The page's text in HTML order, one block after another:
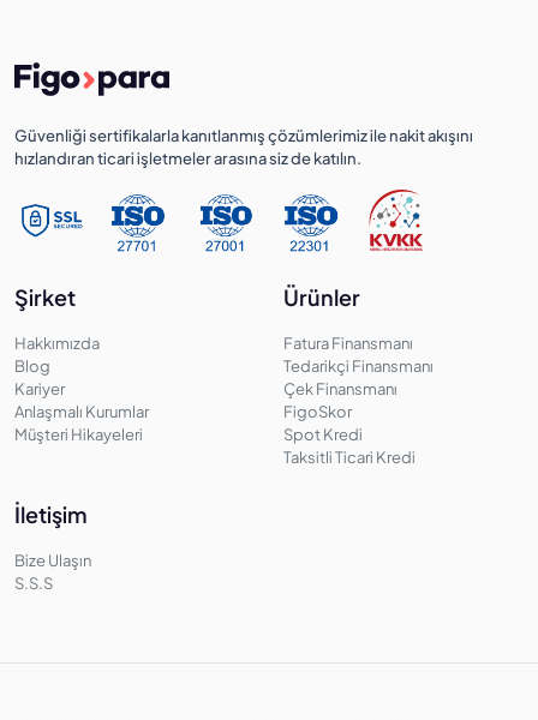
Güvenliği sertifikalarla kanıtlanmış çözümlerimiz ile nakit akışını
hızlandıran ticari işletmeler arasına siz de katılın.
Şirket
Hakkımızda
Blog
Kariyer
Anlaşmalı Kurumlar
Müşteri Hikayeleri
Ürünler
Fatura Finansmanı
Tedarikçi Finansmanı
Çek Finansmanı
FigoSkor
Spot Kredi
Taksitli Ticari Kredi
İletişim
Bize Ulaşın
S.S.S